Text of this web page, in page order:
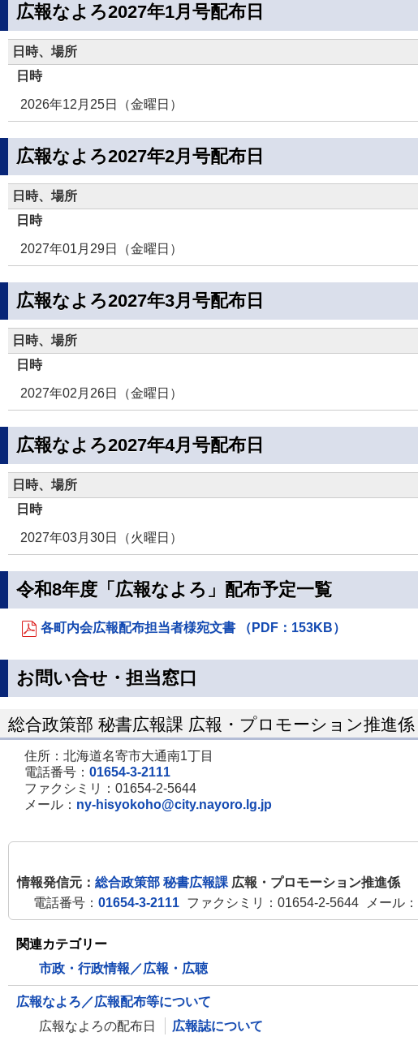
広報なよろ2027年1月号配布日
日時、場所
日時
2026年12月25日（金曜日）
広報なよろ2027年2月号配布日
日時、場所
日時
2027年01月29日（金曜日）
広報なよろ2027年3月号配布日
日時、場所
日時
2027年02月26日（金曜日）
広報なよろ2027年4月号配布日
日時、場所
日時
2027年03月30日（火曜日）
令和8年度「広報なよろ」配布予定一覧
各町内会広報配布担当者様宛文書 （PDF：153KB）
お問い合せ・担当窓口
総合政策部 秘書広報課 広報・プロモーション推進係
住所：北海道名寄市大通南1丁目
電話番号： 01654-3-2111
ファクシミリ：01654-2-5644
メール： ny-hisyokoho@city.nayoro.lg.jp
情報発信元： 総合政策部 秘書広報課 広報・プロモーション推進係
電話番号： 01654-3-2111 ファクシミリ：01654-2-5644 メール：
関連カテゴリー
市政・行政情報／広報・広聴
広報なよろ／広報配布等について
広報なよろの配布日
広報誌について